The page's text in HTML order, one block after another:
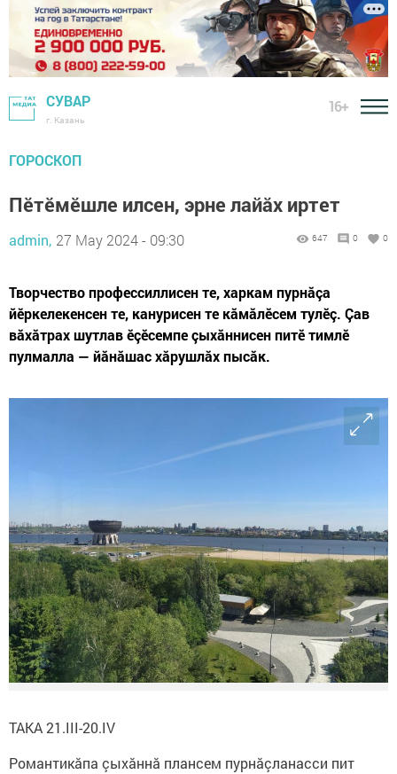
СУВАР
г. Казань
16+
ГОРОСКОП
Пӗтӗмӗшле илсен, эрне лайăх иртет
admin, 27 May 2024 - 09:30 647 0 0
Творчество профессиллисен те, харкам пурнăçа
йӗркелекенсен те, канурисен те кăмăлӗсем тулӗç. Çав
вăхăтрах шутлав ӗçӗсемпе çыхăннисен питӗ тимлӗ
пулмалла — йăнăшас хăрушлăх пысăк.
ТАКА 21.III-20.IV
Романтикăпа çыхăннă плансем пурнăçланасси пит